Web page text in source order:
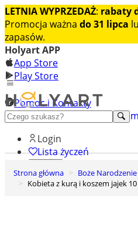
LETNIA WYPRZEDAŻ: rabaty
Promocja ważna do 31 lipca
zapasów.
Holyart APP
App Store
Play Store
Pomoc i Kontakty
+48 222 922 860
Odkryj
Login
Lista życzeń
0
Koszyk
Strona główna Boże Narodzenie
Kobieta z kurą i koszem jajek